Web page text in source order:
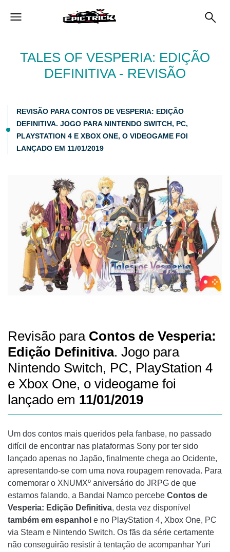
TALES OF VESPERIA: EDIÇÃO
DEFINITIVA - REVISÃO
REVISÃO PARA CONTOS DE VESPERIA: EDIÇÃO
DEFINITIVA. JOGO PARA NINTENDO SWITCH, PC,
PLAYSTATION 4 E XBOX ONE, O VIDEOGAME FOI
LANÇADO EM 11/01/2019
Revisão para Contos de Vesperia:
Edição Definitiva. Jogo para
Nintendo Switch, PC, PlayStation 4
e Xbox One, o videogame foi
lançado em 11/01/2019
Um dos contos mais queridos pela fanbase, no passado
difícil de encontrar nas plataformas Sony por ter sido
lançado apenas no Japão, finalmente chega ao Ocidente,
apresentando-se com uma nova roupagem renovada. Para
comemorar o XNUMXº aniversário do JRPG de que
estamos falando, a Bandai Namco percebe Contos de
Vesperia: Edição Definitiva, desta vez disponível
também em espanhol e no PlayStation 4, Xbox One, PC
via Steam e Nintendo Switch. Os fãs da série certamente
não conseguirão resistir à tentação de acompanhar Yuri